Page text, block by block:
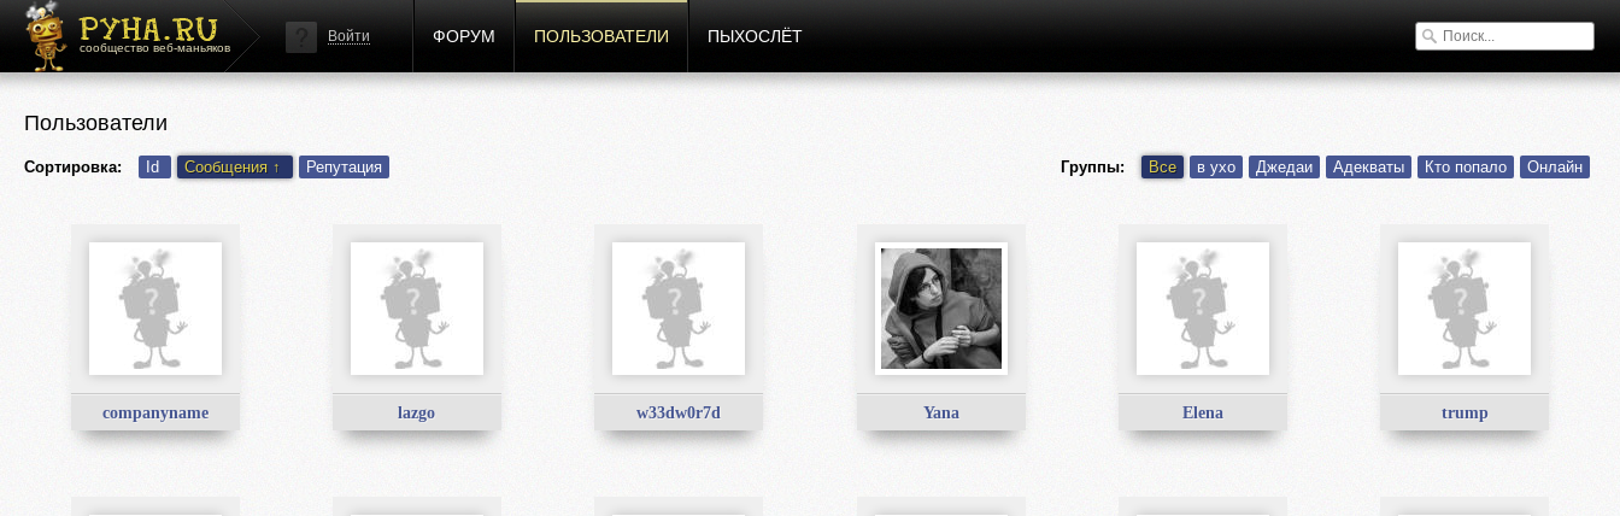
сообщество веб-маньяков
Войти ФОРУМ ПОЛЬЗОВАТЕЛИ ПЫХОСЛЁТ
Пользователи
Сортировка: Id Сообщения ↑ Репутация Группы: Все в ухо Джедаи Адекваты Кто попало Онлайн
companyname lazgo w33dw0r7d Yana Elena trump